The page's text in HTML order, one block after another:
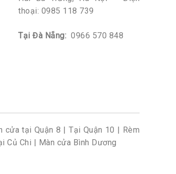
thoại: 0985 118 739
Tại Đà Nẵng: 0966 570 848
cửa tại Quận 8 |Tại Quận 10 | Rèm
Củ Chi | Màn cửa Bình Dương